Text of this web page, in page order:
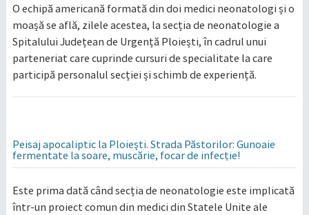
O echipă americană formată din doi medici neonatologi și o
moașă se află, zilele acestea, la secția de neonatologie a
Spitalului Județean de Urgență Ploiești, în cadrul unui
parteneriat care cuprinde cursuri de specialitate la care
participă personalul secției și schimb de experiență.
Peisaj apocaliptic la Ploiești. Strada Păstorilor: Gunoaie
fermentate la soare, muscărie, focar de infecție!
Este prima dată când secția de neonatologie este implicată
într-un proiect comun din medici din Statele Unite ale